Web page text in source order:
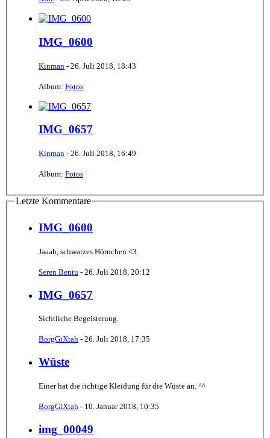
IMG_0600
Kinman - 26. Juli 2018, 18:43
Album: Fotos
IMG_0657
Kinman - 26. Juli 2018, 16:49
Album: Fotos
Letzte Kommentare
IMG_0600
Jaaah, schwarzes Hörnchen <3
Seren Bentu - 26. Juli 2018, 20:12
IMG_0657
Sichtliche Begeisterung.
BorgGiXtah - 26. Juli 2018, 17:35
Wüste
Einer hat die richtige Kleidung für die Wüste an. ^^
BorgGiXtah - 10. Januar 2018, 10:35
img_00049